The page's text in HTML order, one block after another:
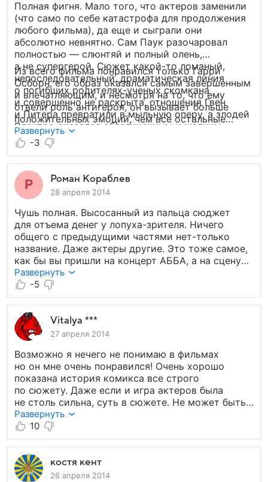
много денег на то, чтобы ещё раз вслух
поговорить о вечных проблемах молодости.
Полная фигня. Мало того, что актеров заменили
(что само по себе катастрофа для продолжения
любого фильма), да еще и сыграли они
абсолютно невнятно. Сам Паук разочаровал
полностью — слюнтяй и полный олень,
а не супергерой. Сюжет какой-то ломаный,
непоследовательный, драматическая линия
о погибших родителях-ученых скомкана
и совершенно не раскрыта, отношения Гвен
и Питера превратили в мыльную оперу, а злодей
Электро оказался обезличенным и жалким.
Из всего фильма понравился только Гарри
Осборн, его образ оказался самым завершенным
и впечатляющим, и несмотря на то, что ему
отвели роль антигероя, он вызывает больше
положительных эмоций, чем все остальные
герои вместе взятые. Судя по концовке,
планируется продолжение, но на его просмотр я
уж точно не потрачу ни деньги, ни время
и другим не советую.
Развернуть
-3
Роман Кораблев
28 апреля 2014
Чушь полная. Высосанный из пальца сюджет
для отъема денег у лопуха-зрителя. Ничего
общего с предыдущими частями нет-только
название. Даже актеры другие. Это тоже самое,
как бы вы пришли на концерт АББА, а на сцену
выйдет ряженная патлатая дрянь с проекта
«Один в Один». Уже были продолжения
«Терминатора» или «Индианы Джонса».
«Индиану» первую часть помнят, а про
четвертую забыли уже.
Развернуть
-5
Vitalya ***
27 апреля 2014
Возможно я нечего не понимаю в фильмах
но он мне очень понравился! Очень хорошо
показана история комикса все строго
по сюжету. Даже если и игра актеров была
не столь сильна, суть в сюжете. Не может быть
такого что бы фильм всем нравился у каждого
безусловно свои вкусы предпочтения. Фильм
заслуживает наивысшей отценки. Концовка
не может не радовать хоть она немного
и трагична. 10 из 10 мое мнение!
Развернуть
10
костя кент
26 апреля 2014